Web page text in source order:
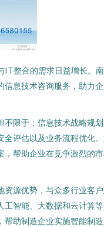
IT整合的需求日益增长。
信息技术咨询服务，助力
不限于：信息技术战略规
全评估以及业务流程优化
，帮助企业在竞争激烈的
资源优势，与众多行业客
工智能、大数据和云计算
帮助制造企业实施智能制